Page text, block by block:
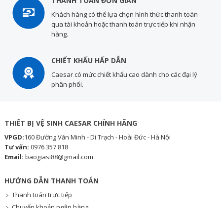
Khách hàng có thể lựa chọn hình thức thanh toán
qua tài khoản hoặc thanh toán trực tiếp khi nhận
hàng.
CHIẾT KHẤU HẤP DẪN
Caesar có mức chiết khấu cao dành cho các đại lý
phân phối.
THIẾT BỊ VỆ SINH CAESAR CHÍNH HÃNG
VPGD:160 Đường Văn Minh - Di Trạch - Hoài Đức - Hà Nội
Tư vấn: 0976 357 818
Email: baogiasi88@gmail.com
HƯỚNG DẪN THANH TOÁN
Thanh toán trực tiếp